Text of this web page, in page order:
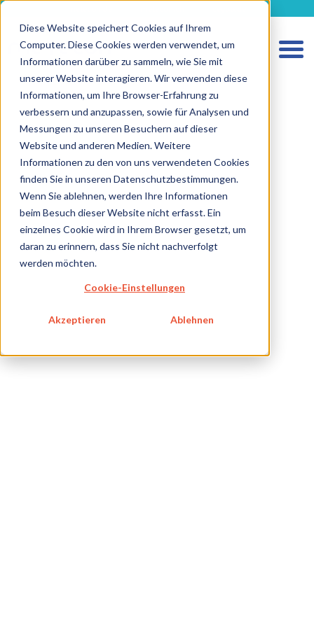
Diese Website speichert Cookies auf Ihrem
Computer. Diese Cookies werden verwendet, um
Informationen darüber zu sammeln, wie Sie mit
unserer Website interagieren. Wir verwenden diese
Informationen, um Ihre Browser-Erfahrung zu
verbessern und anzupassen, sowie für Analysen und
Messungen zu unseren Besuchern auf dieser
Website und anderen Medien. Weitere
Informationen zu den von uns verwendeten Cookies
finden Sie in unseren Datenschutzbestimmungen.
Wenn Sie ablehnen, werden Ihre Informationen
beim Besuch dieser Website nicht erfasst. Ein
einzelnes Cookie wird in Ihrem Browser gesetzt, um
daran zu erinnern, dass Sie nicht nachverfolgt
werden möchten.
Cookie-Einstellungen
Akzeptieren Ablehnen
HOME
LEISTUNGEN MEDIZINPRODUKTE
LEISTUNGEN IVD
ZUKUNFTSSTARKE LÖSUNGEN
KARRIERE